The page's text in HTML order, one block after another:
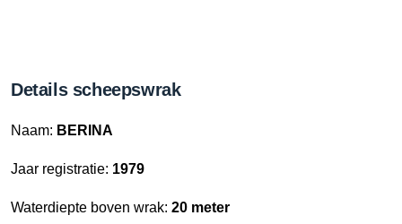
Details scheepswrak
Naam: BERINA
Jaar registratie: 1979
Waterdiepte boven wrak: 20 meter